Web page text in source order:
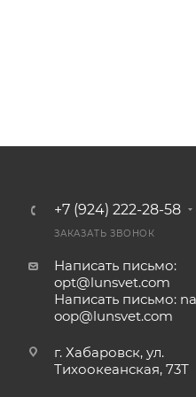
+7 (924) 222-28-58
ЗАКАЗАТЬ ЗВОНОК
Написать письмо:
opt@lunsvet.com
Написать письмо:
oop@lunsvet.com
г. Хабаровск, ул.
Тихоокеанская, 73Т